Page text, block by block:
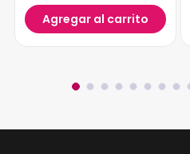
Agregar al carrito